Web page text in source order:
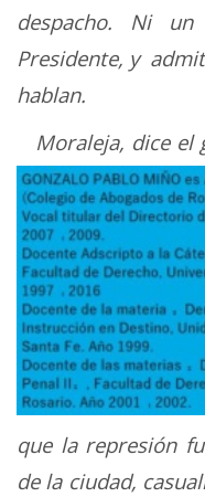
despacho. Ni
Presidente, y
hablan.
Moraleja, dice el
que la represión
de la ciudad,